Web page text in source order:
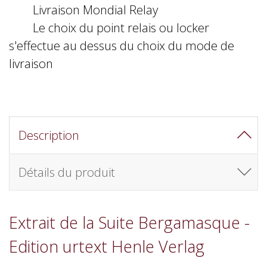
Livraison Mondial Relay
Le choix du point relais ou locker
s'effectue au dessus du choix du mode de
livraison
Description
Détails du produit
Extrait de la Suite Bergamasque -
Edition urtext Henle Verlag